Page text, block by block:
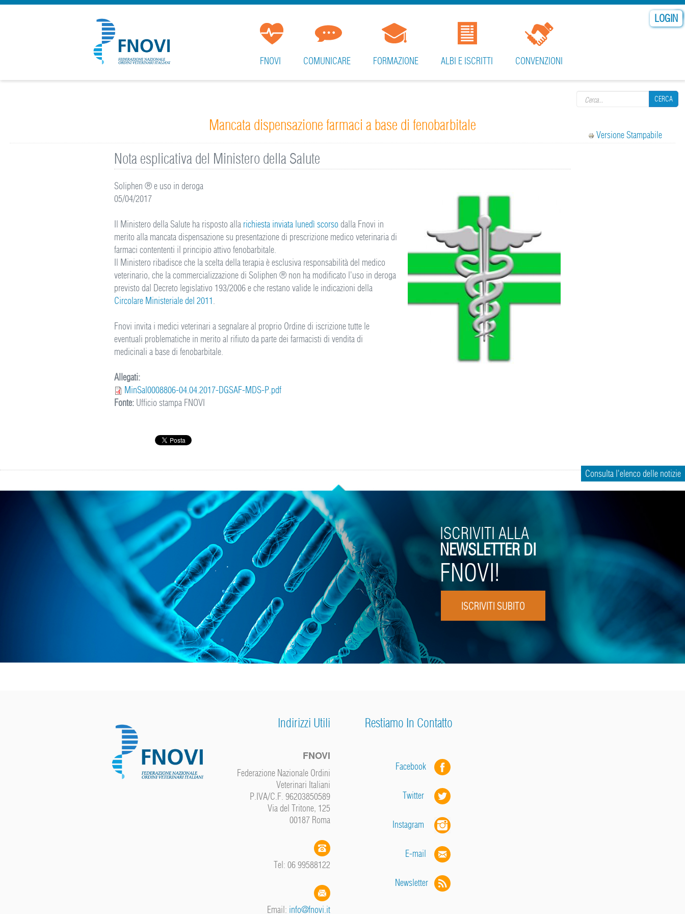
LOGIN
CERCA
FNOVI COMUNICARE FORMAZIONE ALBI E ISCRITTI CONVENZIONI
Mancata dispensazione farmaci a base di fenobarbitale
Versione Stampabile
Nota esplicativa del Ministero della Salute
Soliphen ® e uso in deroga
05/04/2017
Il Ministero della Salute ha risposto alla richiesta inviata lunedì scorsodalla Fnovi in
merito alla mancata dispensazione su presentazione di prescrizione medico veterinaria di
farmaci contententi il principio attivo fenobarbitale.
Il Ministero ribadisce che la scelta della terapia è esclusiva responsabilità del medico
veterinario, che la commercializzazione di Soliphen ® non ha modificato l'uso in deroga
previsto dal Decreto legislativo 193/2006 e che restano valide le indicazioni della
Circolare Ministeriale del 2011.
Fnovi invita i medici veterinari a segnalare al proprio Ordine di iscrizione tutte le
eventuali problematiche in merito al rifiuto da parte dei farmacisti di vendita di
medicinali a base di fenobarbitale.
Allegati:
MinSal0008806-04.04.2017-DGSAF-MDS-P.pdf
Fonte: Ufficio stampa FNOVI
Consulta l'elenco delle notizie
FNOVI!
ISCRIVITI SUBITO
ISCRIVITI ALLA
NEWSLETTER DI
Indirizzi Utili
FNOVI
Federazione Nazionale Ordini
Veterinari Italiani
P.IVA/C.F. 96203850589
Via del Tritone, 125
00187 Roma
Tel: 06 99588122
Email: info@fnovi.it
Restiamo In Contatto
Facebook
Twitter
Instagram
E-mail
Newsletter